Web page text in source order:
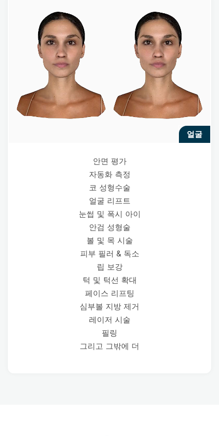
얼굴
안면 평가
자동화 측정
코 성형수술
얼굴 리프트
눈썹 및 폭시 아이
안검 성형술
볼 및 목 시술
피부 필러 & 독소
립 보강
턱 및 턱선 확대
페이스 리프팅
심부볼 지방 제거
레이저 시술
필링
그리고 그밖에 더